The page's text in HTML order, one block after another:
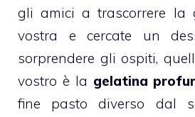
gli amici a trascorrere la
vostra e cercate un
sorprendere gli ospiti,
vostro è la gelatina
fine pasto diverso dal